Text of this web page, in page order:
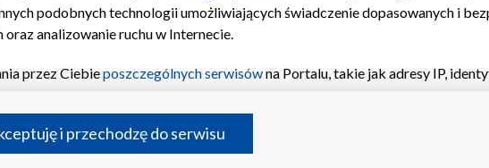
podobnych technologii umożliwiających świadczenie dopasowanych i
analizowanie ruchu w Internecie.
przez Ciebieposzczególnych serwisówna Portalu, takie jak adresy IP,
funkcji: przechowywania informacji na urządzeniu lub dostęp do nich,
tworzenia profilu spersonalizowanych treści, wyboru spersonalizowanych
opinii odbiorców, opracowywania i ulepszania produktów, zapewnienia
i przechodzę do serwisu